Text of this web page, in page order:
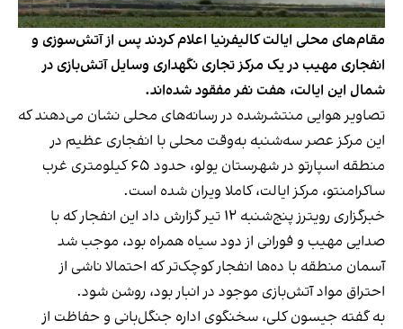
مقام‌های محلی ایالت کالیفرنیا اعلام کردند پس از آتش‌سوزی و
انفجاری مهیب در یک مرکز تجاری نگهداری وسایل آتش‌بازی در
شمال این ایالت، هفت نفر مفقود شده‌اند.
تصاویر هوایی منتشرشده در رسانه‌های محلی نشان می‌دهند که
این مرکز عصر سه‌شنبه به‌وقت محلی با انفجاری عظیم در
منطقه اسپارتو در شهرستان یولو، حدود ۶۵ کیلومتری غرب
ساکرامنتو، مرکز ایالت، کاملا ویران شده است.
خبرگزاری رویترز پنج‌شنبه ۱۲ تیر گزارش داد این انفجار که با
صدایی مهیب و فورانی از دود سیاه همراه بود، موجب شد
آسمان منطقه با ده‌ها انفجار کوچک‌تر که احتمالا ناشی از
احتراق مواد آتش‌بازی موجود در انبار بود، روشن شود.
به‌ گفته جیسون کلی، سخنگوی اداره جنگل‌بانی و حفاظت از